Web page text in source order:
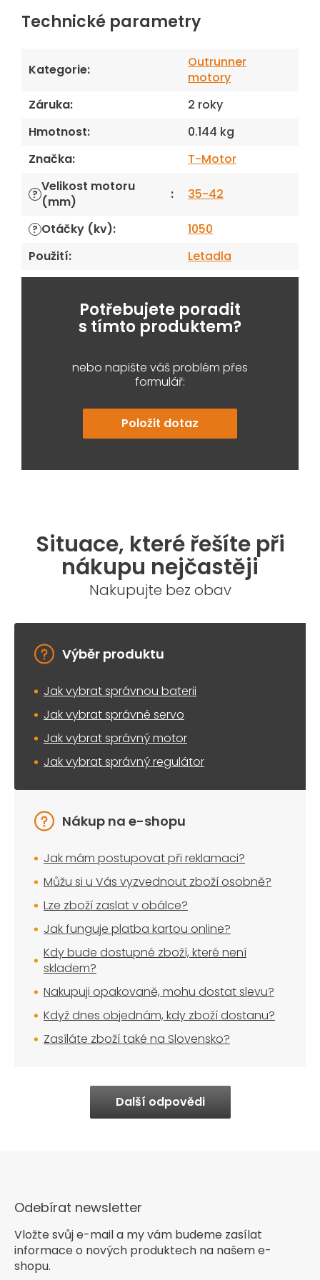
Technické parametry
Kategorie:
Outrunner
motory
Záruka:
2 roky
Hmotnost:
0.144 kg
Značka: T-Motor
? Velikost motoru
(mm)
: 35-42
? Otáčky (kv):
1050
Použití: Letadla
Potřebujete poradit
s tímto produktem?
nebo napište váš problém přes
formulář:
Položit dotaz
Situace, které řešíte při
nákupu nejčastěji
Nakupujte bez obav
Výběr produktu
Jak vybrat správnou baterii
Jak vybrat správné servo
Jak vybrat správný motor
Jak vybrat správný regulátor
Nákup na e-shopu
Jak mám postupovat při reklamaci?
Můžu si u Vás vyzvednout zboží osobně?
Lze zboží zaslat v obálce?
Jak funguje platba kartou online?
Kdy bude dostupné zboží, které není
skladem?
Nakupuji opakovaně, mohu dostat slevu?
Když dnes objednám, kdy zboží dostanu?
Zasíláte zboží také na Slovensko?
Další odpovědi
Odebírat newsletter
Vložte svůj e-mail a my vám budeme zasílat
informace o nových produktech na našem e-
shopu.